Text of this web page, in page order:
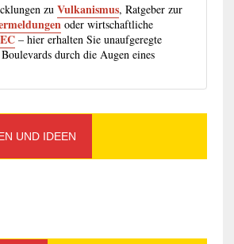
zu Vulkanismus, Ratgeber zur
oder wirtschaftliche
– hier erhalten Sie unaufgeregte
durch die Augen eines
UND IDEEN